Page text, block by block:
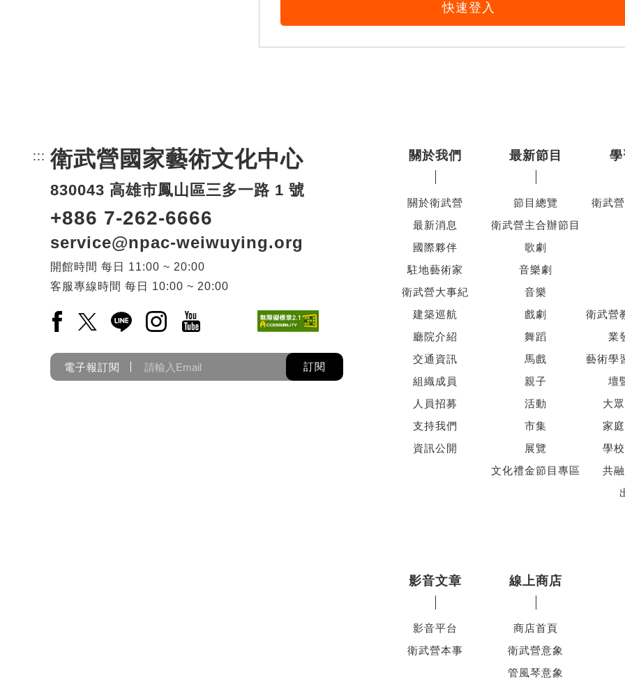
快速登入
::: 頁尾網站資訊。
衛武營國家藝術文化中心
830043 高雄市鳳山區三多一路 1 號
+886 7-262-6666
service@npac-weiwuying.org
開館時間 每日
11:00 ~ 20:00
客服專線時間 每日 10:00 ~ 20:00
Facebook(另開新視窗)
X(另開新視窗)
LINE(另開新視窗)
Instagram(另開新視窗)
YouTube(另開新視窗)
電子報訂閱 訂閱
關於我們
關於衛武營
最新消息
國際夥伴
駐地藝術家
衛武營大事紀
建築巡航
廳院介紹
交通資訊
組織成員
人員招募
支持我們
資訊公開
最新節目
節目總覽
衛武營主合辦節目
歌劇
音樂劇
音樂
戲劇
舞蹈
馬戲
親子
活動
市集
展覽
文化禮金節目專區
衛武
衛武營
業
藝術學
壇
大
家
學
共
影音文章
影音平台
衛武營本事
線上商店
商店首頁
衛武營意象
管風琴意象